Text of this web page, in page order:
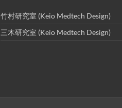
竹村研究室 (Keio Medtech Design)
三木研究室 (Keio Medtech Design)